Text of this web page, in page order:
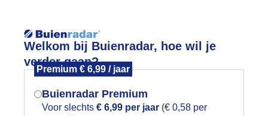
Welkom bij Buienradar, hoe wil je
verder gaan?
Premium € 6,99 / jaar
Buienradar Premium
Voor slechts € 6,99 per jaar (€ 0,58 per
Lees meer.
Foto en video Weerzine
Zoeken in